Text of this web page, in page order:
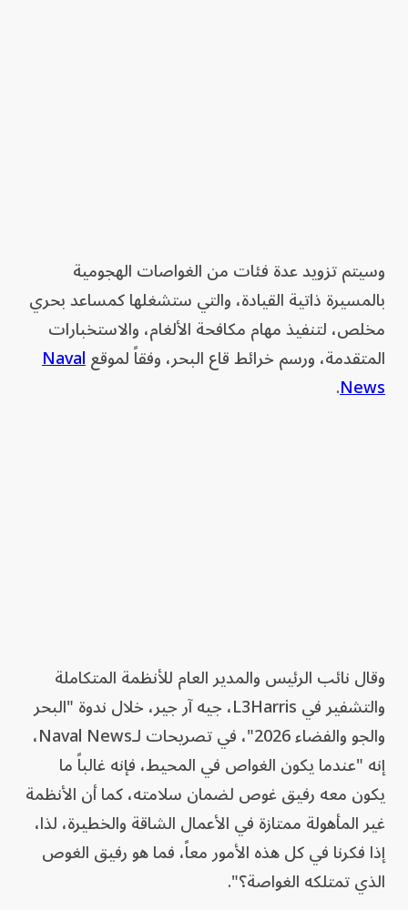
وسيتم تزويد عدة فئات من الغواصات الهجومية
بالمسيرة ذاتية القيادة، والتي ستشغلها كمساعد بحري
مخلص، لتنفيذ مهام مكافحة الألغام، والاستخبارات
المتقدمة، ورسم خرائط قاع البحر، وفقاً لموقعNaval
News
.
وقال نائب الرئيس والمدير العام للأنظمة المتكاملة
والتشفير في L3Harris، جيه آر جير، خلال ندوة "البحر
والجو والفضاء 2026"، في تصريحات لـNaval News،
إنه "عندما يكون الغواص في المحيط، فإنه غالباً ما
يكون معه رفيق غوص لضمان سلامته، كما أن الأنظمة
غير المأهولة ممتازة في الأعمال الشاقة والخطيرة، لذا،
إذا فكرنا في كل هذه الأمور معاً، فما هو رفيق الغوص
الذي تمتلكه الغواصة؟".